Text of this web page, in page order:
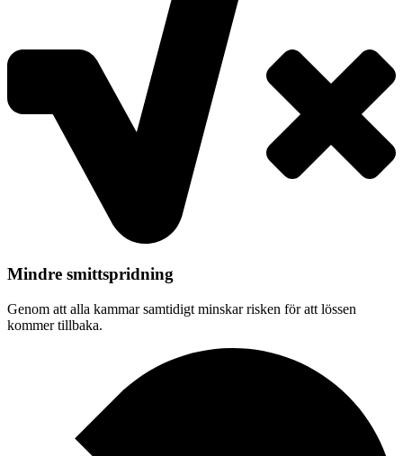
Mindre smittspridning
Genom att alla kammar samtidigt minskar risken för att lössen
kommer tillbaka.